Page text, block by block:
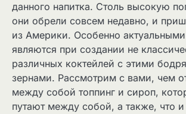
данного напитка. Столь высокую
они обрели совсем недавно, и
из Америки. Особенно актуальными
являются при создании не
различных коктейлей с этими
зернами. Рассмотрим с вами, чем
между собой топпинг и сироп,
путают между собой, а также, что и